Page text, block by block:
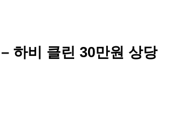
하비 클린 30만원 상당